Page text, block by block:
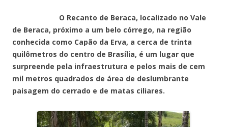
O Recanto de Beraca, localizado no Vale
de Beraca, próximo a um belo córrego, na região
conhecida como Capão da Erva, a cerca de trinta
quilômetros do centro de Brasília, é um lugar que
surpreende pela infraestrutura e pelos mais de cem
mil metros quadrados de área de deslumbrante
paisagem do cerrado e de matas ciliares.